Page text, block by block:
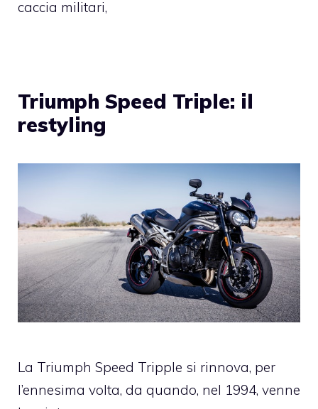
caccia militari,
Triumph Speed Triple: il
restyling
La Triumph Speed Tripple si rinnova, per
l’ennesima volta, da quando, nel 1994, venne